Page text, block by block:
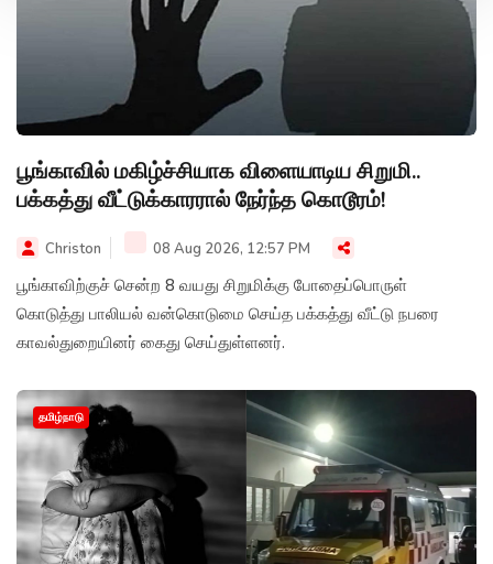
பூங்காவில் மகிழ்ச்சியாக விளையாடிய சிறுமி..
பக்கத்து வீட்டுக்காரரால் நேர்ந்த கொடூரம்!
Christon 08 Aug 2026, 12:57 PM
பூங்காவிற்குச் சென்ற 8 வயது சிறுமிக்கு போதைப்பொருள்
கொடுத்து பாலியல் வன்கொடுமை செய்த பக்கத்து வீட்டு நபரை
காவல்துறையினர் கைது செய்துள்ளனர்.
தமிழ்நாடு